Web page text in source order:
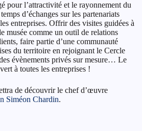
pour l’attractivité et le rayonnement du
d’échanges sur les partenariats
entreprises. Offrir des visites guidées à
musée comme un outil de relations
faire partie d’une communauté
du territoire en rejoignant le Cercle
évènements privés sur mesure… Le
à toutes les entreprises !
de découvrir le chef d’œuvre
Siméon Chardin.